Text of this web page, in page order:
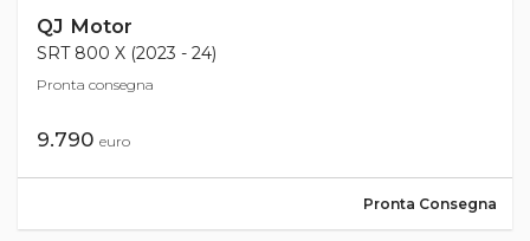
QJ Motor
SRT 800 X (2023 - 24)
Pronta consegna
9.790 euro
Pronta Consegna